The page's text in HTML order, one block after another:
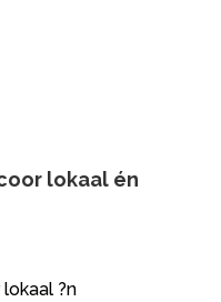
lokaal én
?n